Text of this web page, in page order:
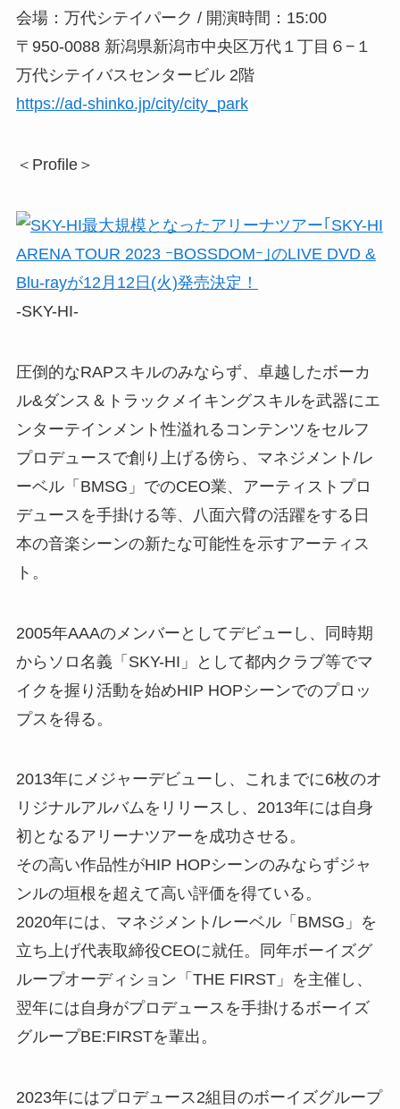
会場：万代シテイパーク / 開演時間：15:00
〒950-0088 新潟県新潟市中央区万代１丁目６−１
万代シテイバスセンタービル 2階
https://ad-shinko.jp/city/city_park
＜Profile＞
-SKY-HI-
圧倒的なRAPスキルのみならず、卓越したボーカ
ル&ダンス＆トラックメイキングスキルを武器にエ
ンターテインメント性溢れるコンテンツをセルフ
プロデュースで創り上げる傍ら、マネジメント/レ
ーベル「BMSG」でのCEO業、アーティストプロ
デュースを手掛ける等、八面六臂の活躍をする日
本の音楽シーンの新たな可能性を示すアーティス
ト。
2005年AAAのメンバーとしてデビューし、同時期
からソロ名義「SKY-HI」として都内クラブ等でマ
イクを握り活動を始めHIP HOPシーンでのプロッ
プスを得る。
2013年にメジャーデビューし、これまでに6枚のオ
リジナルアルバムをリリースし、2013年には自身
初となるアリーナツアーを成功させる。
その高い作品性がHIP HOPシーンのみならずジャ
ンルの垣根を超えて高い評価を得ている。
2020年には、マネジメント/レーベル「BMSG」を
立ち上げ代表取締役CEOに就任。同年ボーイズグ
ループオーディション「THE FIRST」を主催し、
翌年には自身がプロデュースを手掛けるボーイズ
グループBE:FIRSTを輩出。
2023年にはプロデュース2組目のボーイズグループ